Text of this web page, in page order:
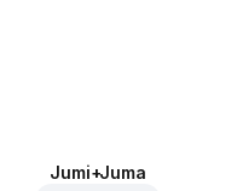
Jumi+Juma